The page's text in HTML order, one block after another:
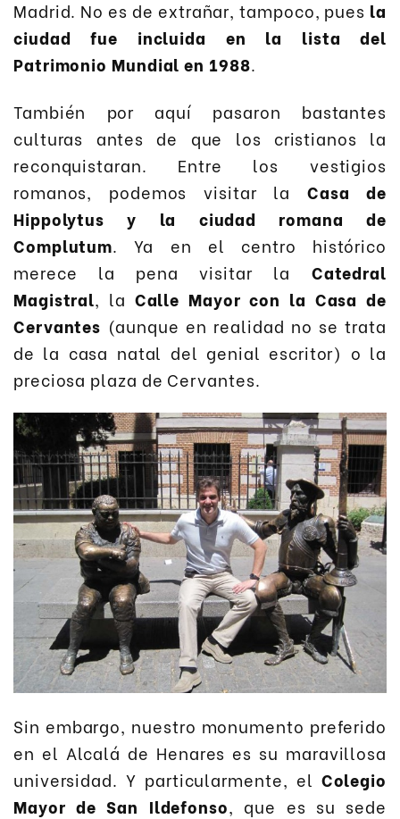
Madrid. No es de extrañar, tampoco, pues la
ciudad fue incluida en la lista del
Patrimonio Mundial en 1988.
También por aquí pasaron bastantes
culturas antes de que los cristianos la
reconquistaran. Entre los vestigios
romanos, podemos visitar la Casa de
Hippolytus y la ciudad romana de
Complutum. Ya en el centro histórico
merece la pena visitar la Catedral
Magistral, la Calle Mayor con la Casa de
Cervantes (aunque en realidad no se trata
de la casa natal del genial escritor) o la
preciosa plaza de Cervantes.
Sin embargo, nuestro monumento preferido
en el Alcalá de Henares es su maravillosa
universidad. Y particularmente, el Colegio
Mayor de San Ildefonso, que es su sede